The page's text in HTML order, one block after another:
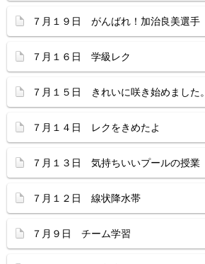
７月１９日 がんばれ！加治良美選手
７月１６日 学級レク
７月１５日 きれいに咲き始めました。
７月１４日 レクをきめたよ
７月１３日 気持ちいいプールの授業
７月１２日 線状降水帯
７月９日 チーム学習